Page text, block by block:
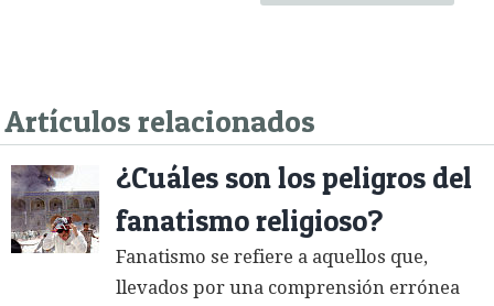
Artículos relacionados
¿Cuáles son los peligros del
fanatismo religioso?
Fanatismo se refiere a aquellos que,
llevados por una comprensión errónea